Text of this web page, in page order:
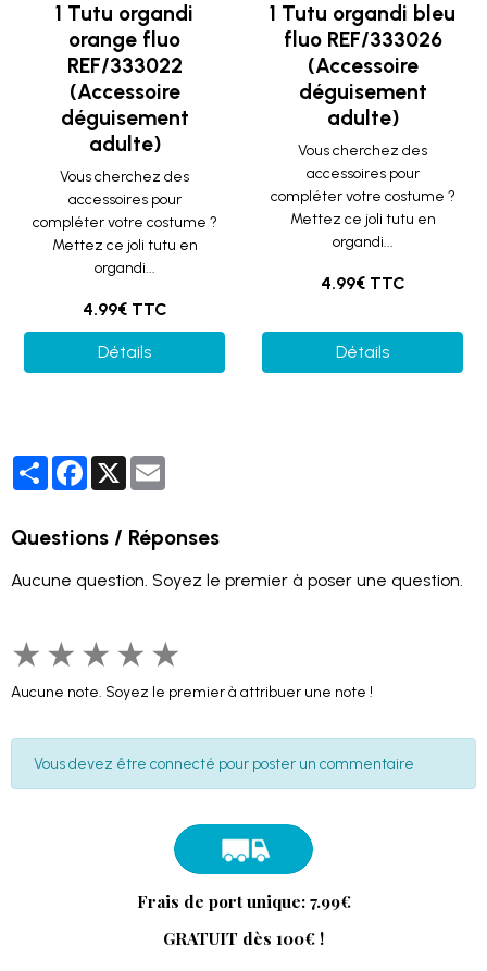
1 Tutu organdi
orange fluo
REF/333022
(Accessoire
déguisement
adulte)
Vous cherchez des
accessoires pour
compléter votre costume ?
Mettez ce joli tutu en
organdi...
4.99€ TTC
Détails
1 Tutu organdi bleu
fluo REF/333026
(Accessoire
déguisement
adulte)
Vous cherchez des
accessoires pour
compléter votre costume ?
Mettez ce joli tutu en
organdi...
4.99€ TTC
Détails
PartagerFacebook
X
Questions / Réponses
Aucune question. Soyez le premier à poser une question.
★ ★ ★ ★ ★
Aucune note. Soyez le premier à attribuer une note !
Vous devez être connecté pour poster un commentaire
Frais de port unique: 7.99€
GRATUIT dès 100€ !